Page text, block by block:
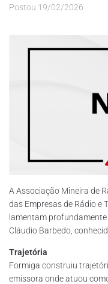
Postou 19/02/2026
A Associação Mineira de
das Empresas de Rádio e
lamentam
Cláudio Barbedo,
Trajetória
Formiga construiu
emissora onde atuou